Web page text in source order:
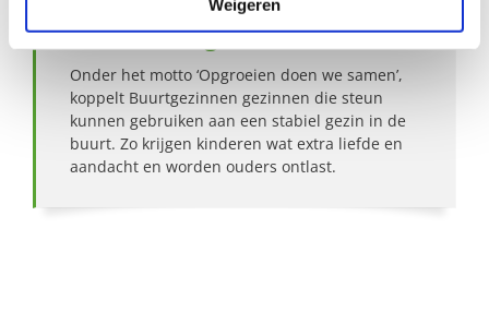
Weigeren
Over Buurtgezinnen
Onder het motto ‘Opgroeien doen we samen’,
koppelt Buurtgezinnen gezinnen die steun
kunnen gebruiken aan een stabiel gezin in de
buurt. Zo krijgen kinderen wat extra liefde en
aandacht en worden ouders ontlast.